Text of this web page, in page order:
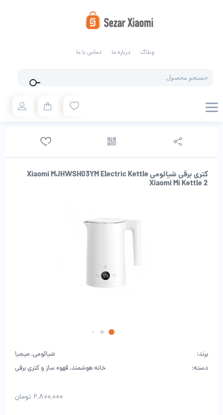
وبلاگ درباره ما تماس با ما
search
کتری برقی شیائومی Xiaomi MJHWSH03YM Electric Kettle
Xiaomi Mi Kettle 2
برند: شیائومی, میجیا
دسته:
خانه هوشمند,قهوه ساز و کتری برقی
۲,۸۰۰,۰۰۰ تومان